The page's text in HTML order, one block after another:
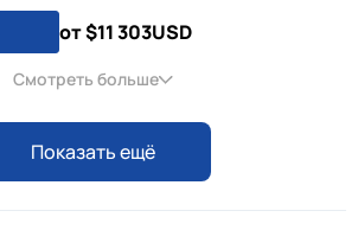
от $11 303USD
Смотреть больше
Показать ещё